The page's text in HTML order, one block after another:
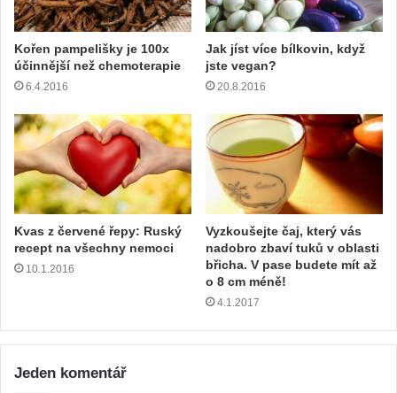
Kořen pampelišky je 100x
účinnější než chemoterapie
6.4.2016
Jak jíst více bílkovin, když
jste vegan?
20.8.2016
Kvas z červené řepy: Ruský
recept na všechny nemoci
10.1.2016
Vyzkoušejte čaj, který vás
nadobro zbaví tuků v oblasti
břicha. V pase budete mít až
o 8 cm méně!
4.1.2017
Jeden komentář